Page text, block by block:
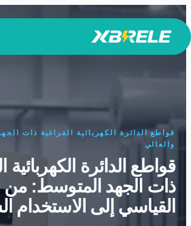
التجاوز
إلى
المحتوى
قواطع الدائرة الكهربائية الفراغية ذات
والعالي
قواطع الدائرة الكهربائية
ذات الجهد المتوسط: من
القياسي إلى الاستخدام